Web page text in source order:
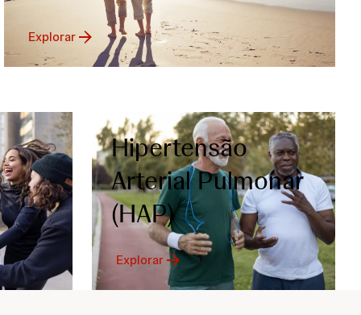
Explorar
Hipertensão
Arterial Pulmonar
(HAP)
Explorar